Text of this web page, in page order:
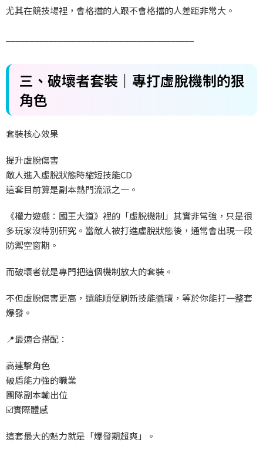
尤其在競技場裡，會格擋的人跟不會格擋的人差距非常大。
三、破壞者套裝｜專打虛脫機制的狠
角色
套裝核心效果
提升虛脫傷害
敵人進入虛脫狀態時縮短技能CD
這套目前算是副本熱門流派之一。
《權力遊戲：國王大道》裡的「虛脫機制」其實非常強，只是很
多玩家沒特別研究。當敵人被打進虛脫狀態後，通常會出現一段
防禦空窗期。
而破壞者就是專門把這個機制放大的套裝。
不但虛脫傷害更高，還能順便刷新技能循環，等於你能打一整套
爆發。
📍最適合搭配：
高連擊角色
破盾能力強的職業
團隊副本輸出位
☑️實際體感
這套最大的魅力就是「爆發期超爽」。